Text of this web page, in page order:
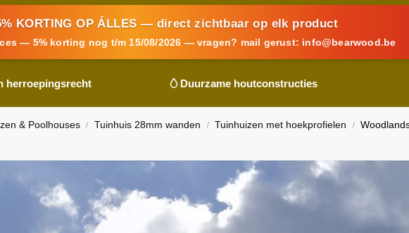
KORTING OP ÁLLES — direct zichtbaar op elk product
— 5% korting nog t/m 15/08/2026 — vragen? mail gerust: info@ bearwood .be
herroepingsrecht Duurzame houtconstructies
& Poolhouses / Tuinhuis 28mm wanden / Tuinhuizen met hoekprofielen /